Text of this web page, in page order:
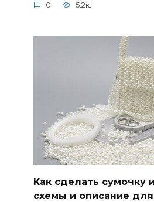
0 5.2к.
Как сделать сумочку
схемы и описание